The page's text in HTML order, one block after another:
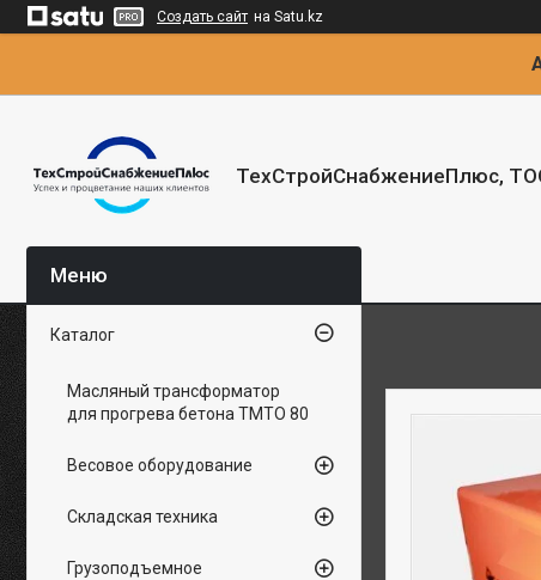
Создать сайт на Satu.kz
ТехСтройСнабжениеПлюс,
Каталог
Масляный трансформатор
для прогрева бетона ТМТО 80
Весовое оборудование
Складская техника
Грузоподъемное